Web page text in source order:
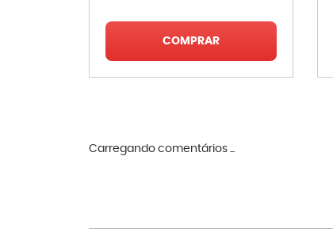
COMPRAR
Carregando comentários ...